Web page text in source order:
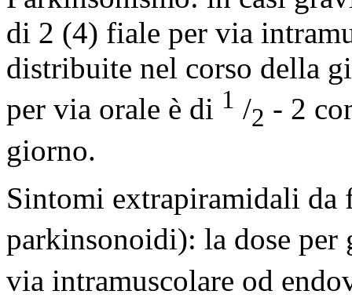
di 2 (4) fiale per via
distribuite nel corso della
per via orale è di 1 /2 - 2
giorno.
Sintomi extrapiramidali da
parkinsonoidi): la dose
via intramuscolare od